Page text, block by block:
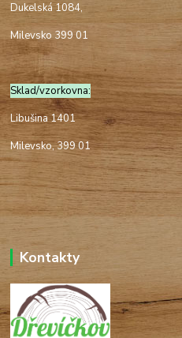
Dukelská 1084,
Milevsko 399 01
Sklad/vzorkovna:
Libušina 1401
Milevsko, 399 01
Kontakty